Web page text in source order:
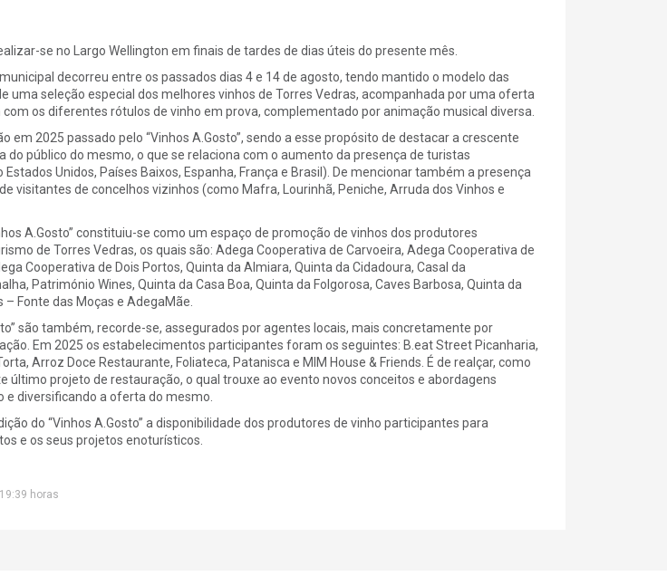
se no Largo Wellington em finais de tardes de dias úteis do presente mês.
decorreu entre os passados dias 4 e 14 de agosto, tendo mantido o modelo das
uma seleção especial dos melhores vinhos de Torres Vedras, acompanhada por uma oferta
os diferentes rótulos de vinho em prova, complementado por animação musical diversa.
em 2025 passado pelo “Vinhos A.Gosto”, sendo a esse propósito de destacar a crescente
do público do mesmo, o que se relaciona com o aumento da presença de turistas
Unidos, Países Baixos, Espanha, França e Brasil). De mencionar também a presença
visitantes de concelhos vizinhos (como Mafra, Lourinhã, Peniche, Arruda dos Vinhos e
A.Gosto” constituiu-se como um espaço de promoção de vinhos dos produtores
de Torres Vedras, os quais são: Adega Cooperativa de Carvoeira, Adega Cooperativa de
Cooperativa de Dois Portos, Quinta da Almiara, Quinta da Cidadoura, Casal da
Património Wines, Quinta da Casa Boa, Quinta da Folgorosa, Caves Barbosa, Quinta da
Fonte das Moças e AdegaMãe.
são também, recorde-se, assegurados por agentes locais, mais concretamente por
Em 2025 os estabelecimentos participantes foram os seguintes: B.eat Street Picanharia,
Arroz Doce Restaurante, Foliateca, Patanisca e MIM House & Friends. É de realçar, como
último projeto de restauração, o qual trouxe ao evento novos conceitos e abordagens
diversificando a oferta do mesmo.
do “Vinhos A.Gosto” a disponibilidade dos produtores de vinho participantes para
e os seus projetos enoturísticos.
horas